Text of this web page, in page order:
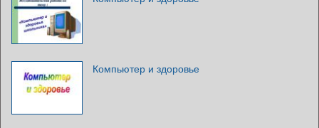
Компьютер и здоровье